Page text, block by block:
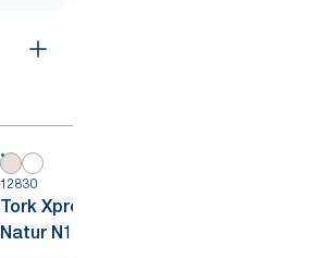
12830
Tork Xpressnap Fit® Serviet,
Natur N14